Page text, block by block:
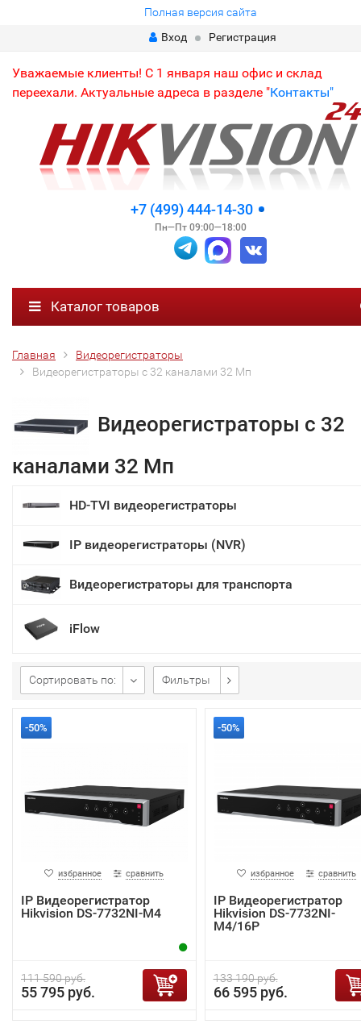
Полная версия сайта
Вход
Регистрация
Уважаемые клиенты! С 1 января наш офис и склад
переехали. Актуальные адреса в разделе "Контакты"
+7 (499) 444-14-30
Пн—Пт 09:00—18:00
Каталог товаров
Главная
Видеорегистраторы
Видеорегистраторы с 32 каналами 32 Мп
Видеорегистраторы с 32
каналами 32 Мп
HD-TVI видеорегистраторы
IP видеорегистраторы (NVR)
Видеорегистраторы для транспорта
iFlow
Сортировать по: Фильтры
-50%
избранное сравнить
IP Видеорегистратор
Hikvision DS-7732NI-M4
111 590 руб.
55 795 руб.
-50%
избранное сравнить
IP Видеорегистратор
Hikvision DS-7732NI-
M4/16P
133 190 руб.
66 595 руб.